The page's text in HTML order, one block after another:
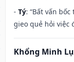
- Tý: “Bất vấn
gieo quẻ hỏi việc
Khổng Minh